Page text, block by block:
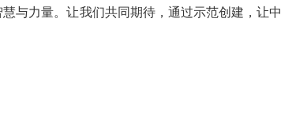
与力量。让我们共同期待，通过示范创建，让中